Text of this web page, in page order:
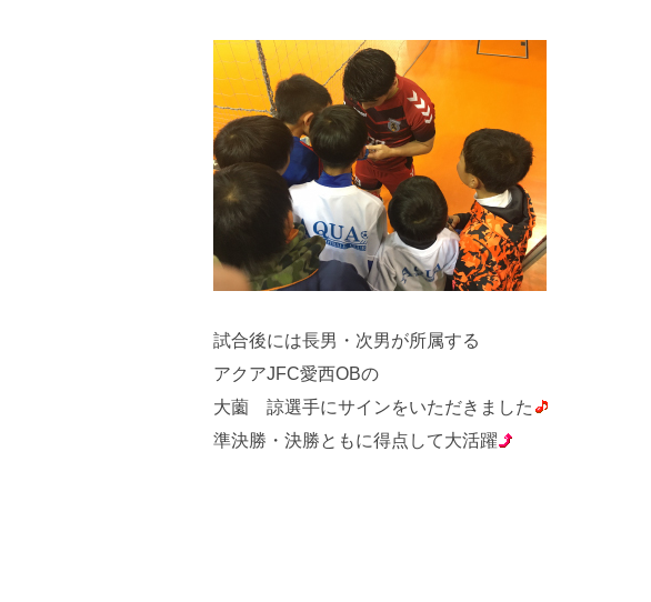
試合後には長男・次男が所属する
アクアJFC愛西OBの
大薗 諒選手にサインをいただきました
準決勝・決勝ともに得点して大活躍